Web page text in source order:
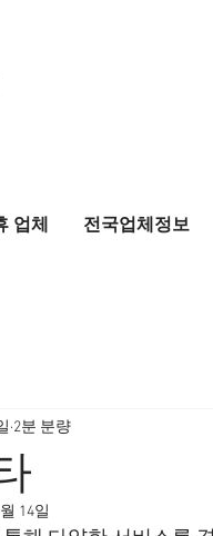
업체 전국업체정보
2분 분량
14일